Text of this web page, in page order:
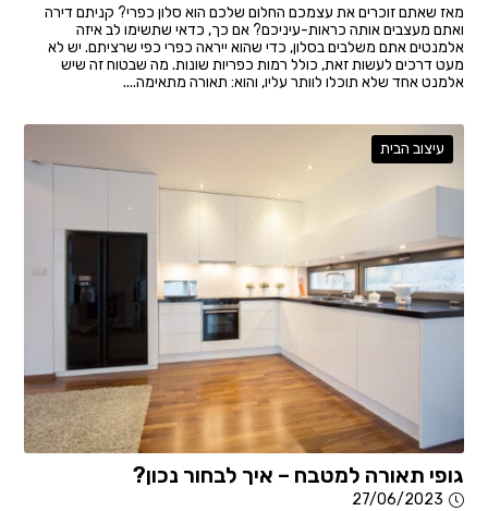
מאז שאתם זוכרים את עצמכם החלום שלכם הוא סלון כפרי? קניתם דירה
ואתם מעצבים אותה כראות-עיניכם? אם כך, כדאי שתשימו לב איזה
אלמנטים אתם משלבים בסלון, כדי שהוא ייראה כפרי כפי שרציתם. יש לא
מעט דרכים לעשות זאת, כולל רמות כפריות שונות. מה שבטוח זה שיש
אלמנט אחד שלא תוכלו לוותר עליו, והוא: תאורה מתאימה....
עיצוב הבית
גופי תאורה למטבח – איך לבחור נכון?
27/06/2023